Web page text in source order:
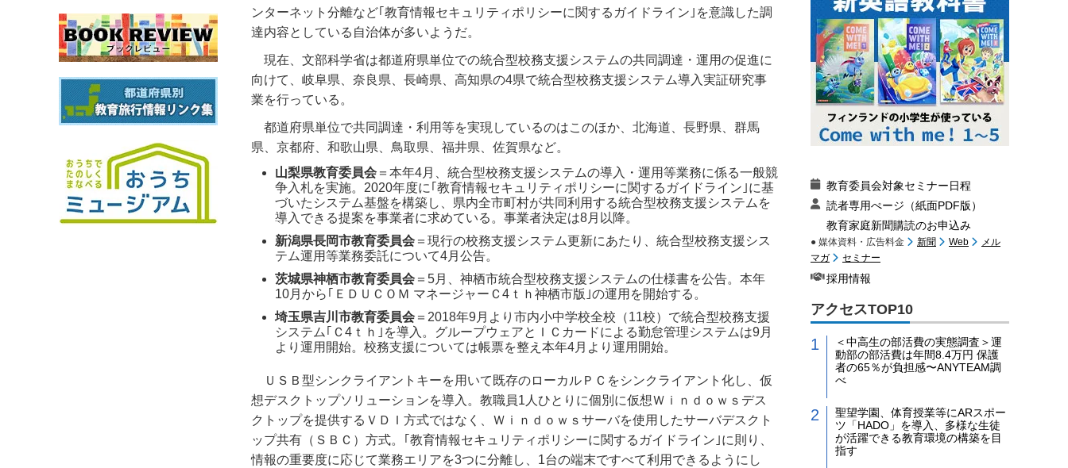
ンターネット分離など｢教育情報セキュリティポリシーに関するガイドライン｣を意識した調
達内容としている自治体が多いようだ。
現在、文部科学省は都道府県単位での統合型校務支援システムの共同調達・運用の促進に
向けて、岐阜県、奈良県、長崎県、高知県の4県で統合型校務支援システム導入実証研究事
業を行っている。
都道府県単位で共同調達・利用等を実現しているのはこのほか、北海道、長野県、群馬
県、京都府、和歌山県、鳥取県、福井県、佐賀県など。
山梨県教育委員会 ＝本年4月、統合型校務支援システムの導入・運用等業務に係る一般競
争入札を実施。2020年度に｢教育情報セキュリティポリシーに関するガイドライン｣に基
づいたシステム基盤を構築し、県内全市町村が共同利用する統合型校務支援システムを
導入できる提案を事業者に求めている。事業者決定は8月以降。
新潟県長岡市教育委員会 ＝現行の校務支援システム更新にあたり、統合型校務支援シス
テム運用等業務委託について4月公告。
茨城県神栖市教育委員会 ＝5月、神栖市統合型校務支援システムの仕様書を公告。本年
10月から｢ＥＤＵＣＯＭ マネージャーＣ4ｔｈ神栖市版｣の運用を開始する。
埼玉県吉川市教育委員会 ＝2018年9月より市内小中学校全校（11校）で統合型校務支援
システム｢Ｃ4ｔｈ｣を導入。グループウェアとＩＣカードによる勤怠管理システムは9月
より運用開始。校務支援については帳票を整え本年4月より運用開始。
ＵＳＢ型シンクライアントキーを用いて既存のローカルＰＣをシンクライアント化し、仮
想デスクトップソリューションを導入。教職員1人ひとりに個別に仮想Ｗｉｎｄｏｗｓデス
クトップを提供するＶＤＩ方式ではなく、Ｗｉｎｄｏｗｓサーバを使用したサーバデスクト
ップ共有（ＳＢＣ）方式。｢教育情報セキュリティポリシーに関するガイドライン｣に則り、
情報の重要度に応じて業務エリアを3つに分離し、1台の端末ですべて利用できるようにし
教育委員会対象セミナー日程
読者専用ぺージ（紙面PDF版）
教育家庭新聞購読のお申込み
● 媒体資料・広告料金 新聞 Web
メル
マガ
セミナー
採用情報
アクセスTOP10
＜中高生の部活費の実態調査＞運
動部の部活費は年間8.4万円 保護
者の65％が負担感〜ANYTEAM調
べ
聖望学園、体育授業等にARスポー
ツ「HADO」を導入、多様な生徒
が活躍できる教育環境の構築を目
指す